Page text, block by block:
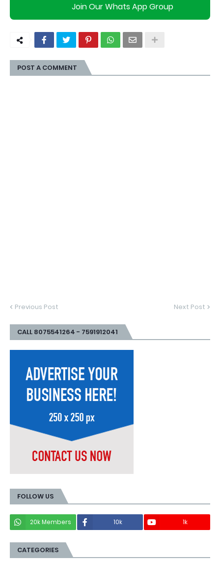
Join Our Whats App Group
POST A COMMENT
Previous Post Next Post
CALL 8075541264 - 7591912041
FOLLOW US
20k Members 10k 1k
CATEGORIES